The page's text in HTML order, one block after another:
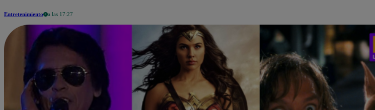
Entretenimiento a las 17:27